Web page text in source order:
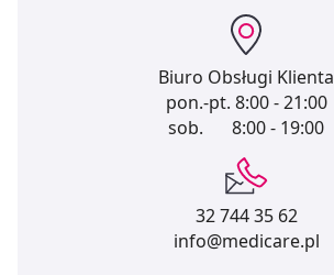
Biuro Obsługi Klienta
pon.-pt. 8:00 - 21:00
sob.
8:00 - 19:00
32 744 35 62
info@medicare.pl